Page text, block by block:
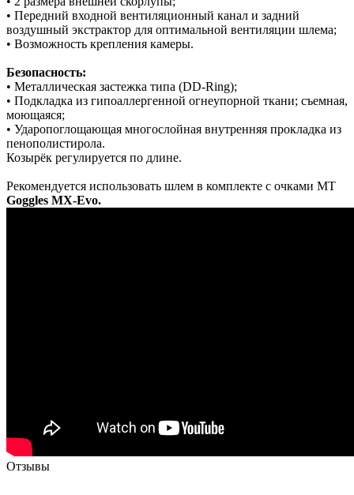
• Передний входной вентиляционный канал и задний
воздушный экстрактор для оптимальной вентиляции шлема;
• Возможность крепления камеры.
Безопасность:
• Металлическая застежка типа (DD-Ring);
• Подкладка из гипоаллергенной огнеупорной ткани; съемная,
моющаяся;
• Ударопоглощающая многослойная внутренняя прокладка из
пенополистирола.
Козырёк регулируется по длине.
Рекомендуется использовать шлем в комплекте с очками MT
Goggles MX-Evo.
Отзывы